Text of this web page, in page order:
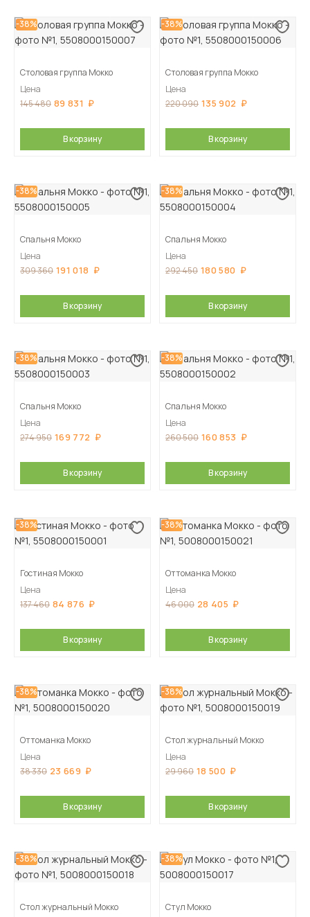
-38%
Столовая группа Мокко
Цена
145 480 89 831
В корзину
-38%
Столовая группа Мокко
Цена
220 090 135 902
В корзину
-38%
Спальня Мокко
Цена
309 360 191 018
В корзину
-38%
Спальня Мокко
Цена
292 450 180 580
В корзину
-38%
Спальня Мокко
Цена
274 950 169 772
В корзину
-38%
Спальня Мокко
Цена
260 500 160 853
В корзину
-38%
Гостиная Мокко
Цена
137 460 84 876
В корзину
-38%
Оттоманка Мокко
Цена
46 000 28 405
В корзину
-38%
Оттоманка Мокко
Цена
38 330 23 669
В корзину
-38%
Стол журнальный Мокко
Цена
29 960 18 500
В корзину
-38%
Стол журнальный Мокко
-38%
Стул Мокко